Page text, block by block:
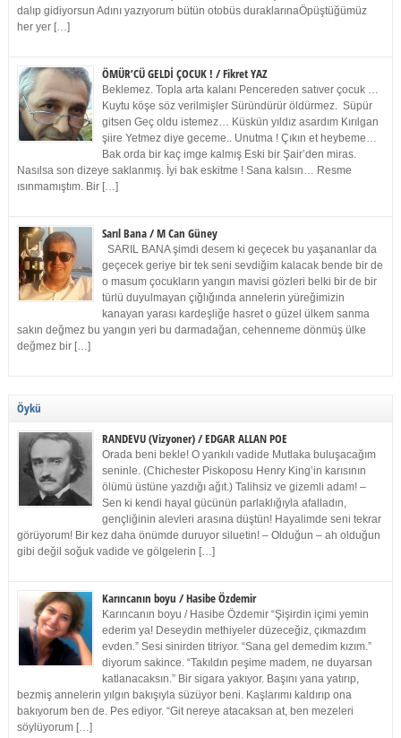
dalıp gidiyorsun Adını yazıyorum bütün otobüs duraklarınaÖpüştüğümüz
her yer […]
ÖMÜR’CÜ GELDİ ÇOCUK ! / Fikret YAZ
Beklemez. Topla arta kalanı Pencereden satıver çocuk …
Kuytu köşe söz verilmişler Süründürür öldürmez. Süpür
gitsen Geç oldu istemez… Küskün yıldız asardım Kırılgan
şiire Yetmez diye geceme.. Unutma ! Çıkın et heybeme…
Bak orda bir kaç imge kalmış Eski bir Şair’den miras.
Nasılsa son dizeye saklanmış. İyi bak eskitme ! Sana kalsın… Resme
ısınmamıştım. Bir […]
Sarıl Bana / M Can Güney
SARIL BANA şimdi desem ki geçecek bu yaşananlar da
geçecek geriye bir tek seni sevdiğim kalacak bende bir de
o masum çocukların yangın mavisi gözleri belki bir de bir
türlü duyulmayan çığlığında annelerin yüreğimizin
kanayan yarası kardeşliğe hasret o güzel ülkem sanma
sakın değmez bu yangın yeri bu darmadağan, cehenneme dönmüş ülke
değmez bir […]
Öykü
RANDEVU (Vizyoner) / EDGAR ALLAN POE
Orada beni bekle! O yankılı vadide Mutlaka buluşacağım
seninle. (Chichester Piskoposu Henry King’in karısının
ölümü üstüne yazdığı ağıt.) Talihsiz ve gizemli adam! –
Sen ki kendi hayal gücünün parlaklığıyla afalladın,
gençliğinin alevleri arasına düştün! Hayalimde seni tekrar
görüyorum! Bir kez daha önümde duruyor siluetin! – Olduğun – ah olduğun
gibi değil soğuk vadide ve gölgelerin […]
Karıncanın boyu / Hasibe Özdemir
Karıncanın boyu / Hasibe Özdemir “Şişirdin içimi yemin
ederim ya! Deseydin methiyeler düzeceğiz, çıkmazdım
evden.” Sesi sinirden titriyor. “Sana gel demedim kızım.”
diyorum sakince. “Takıldın peşime madem, ne duyarsan
katlanacaksın.” Bir sigara yakıyor. Başını yana yatırıp,
bezmiş annelerin yılgın bakışıyla süzüyor beni. Kaşlarımı kaldırıp ona
bakıyorum ben de. Pes ediyor. “Git nereye atacaksan at, ben mezeleri
söylüyorum […]